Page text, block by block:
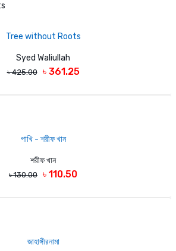
Tree without Roots
Syed Waliullah
৳ 425.00 ৳ 361.25
পাখি - শরীফ খান
শরীফ খান
৳ 130.00 ৳ 110.50
জাহাঙ্গীরনামা